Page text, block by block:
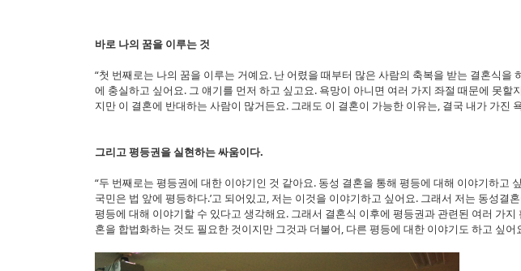
바로 나의 꿈을 이루는 것
“첫 번째로는 나의 꿈을 이루는 거예요. 난 어렸을 때부터 많은 사람의 축복을 받는 결혼식을
에 충실하고 싶어요. 그 얘기를 먼저 하고 싶고요. 욕망이 아니면 여러 가지 좌절 때문에 못할
지만 이 결혼에 반대하는 사람이 많거든요. 그래도 이 결혼이 가능한 이유는, 결국 내가 가진
그리고 평등권을 실현하는 싸움이다.
“두 번째로는 평등권에 대한 이야기인 것 같아요. 동성 결혼을 통해 평등에 대해 이야기하고
국민은 법 앞에 평등하다.’고 되어있고, 저는 이것을 이야기하고 싶어요. 그래서 저는 동성결
평등에 대해 이야기할 수 있다고 생각해요. 그래서 결혼식 이후에 평등권과 관련된 여러 가
혼을 합법화하는 것도 필요한 것이지만 그것과 더불어, 다른 평등에 대한 이야기도 하고 싶어